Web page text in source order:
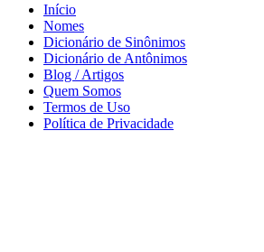
Início
Nomes
Dicionário de Sinônimos
Dicionário de Antônimos
Blog / Artigos
Quem Somos
Termos de Uso
Política de Privacidade